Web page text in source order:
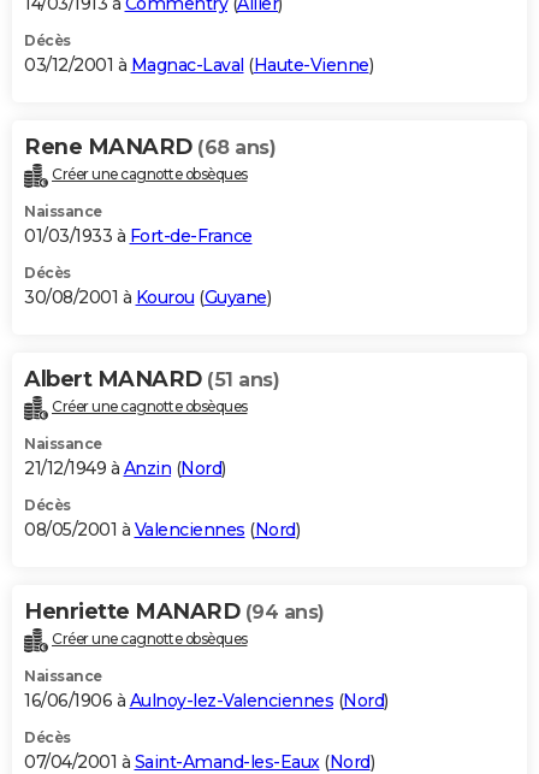
Décès
03/12/2001 à Magnac-Laval (Haute-Vienne)
Rene MANARD (68 ans)
Créer une cagnotte obsèques
Naissance
01/03/1933 à Fort-de-France
Décès
30/08/2001 à Kourou (Guyane)
Albert MANARD (51 ans)
Créer une cagnotte obsèques
Naissance
21/12/1949 à Anzin (Nord)
Décès
08/05/2001 à Valenciennes (Nord)
Henriette MANARD (94 ans)
Créer une cagnotte obsèques
Naissance
16/06/1906 à Aulnoy-lez-Valenciennes (Nord)
Décès
07/04/2001 à Saint-Amand-les-Eaux(Nord)